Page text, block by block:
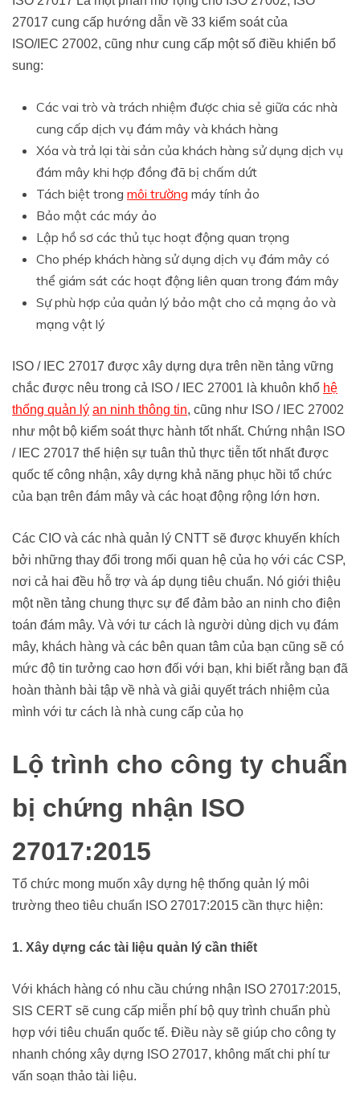
27017 cung cấp hướng dẫn về 33 kiểm soát của
ISO/IEC 27002, cũng như cung cấp một số điều khiển bổ
sung:
Các vai trò và trách nhiệm được chia sẻ giữa các nhà
cung cấp dịch vụ đám mây và khách hàng
Xóa và trả lại tài sản của khách hàng sử dụng dịch vụ
đám mây khi hợp đồng đã bị chấm dứt
Tách biệt trong môi trường máy tính ảo
Bảo mật các máy ảo
Lập hồ sơ các thủ tục hoạt động quan trọng
Cho phép khách hàng sử dụng dịch vụ đám mây có
thể giám sát các hoạt động liên quan trong đám mây
Sự phù hợp của quản lý bảo mật cho cả mạng ảo và
mạng vật lý
ISO / IEC 27017 được xây dựng dựa trên nền tảng vững
chắc được nêu trong cả ISO / IEC 27001 là khuôn khổ hệ
thống quản lý an ninh thông tin, cũng như ISO / IEC 27002
như một bộ kiểm soát thực hành tốt nhất. Chứng nhận ISO
/ IEC 27017 thể hiện sự tuân thủ thực tiễn tốt nhất được
quốc tế công nhận, xây dựng khả năng phục hồi tổ chức
của bạn trên đám mây và các hoạt động rộng lớn hơn.
Các CIO và các nhà quản lý CNTT sẽ được khuyến khích
bởi những thay đổi trong mối quan hệ của họ với các CSP,
nơi cả hai đều hỗ trợ và áp dụng tiêu chuẩn. Nó giới thiệu
một nền tảng chung thực sự để đảm bảo an ninh cho điện
toán đám mây. Và với tư cách là người dùng dịch vụ đám
mây, khách hàng và các bên quan tâm của bạn cũng sẽ có
mức độ tin tưởng cao hơn đối với bạn, khi biết rằng bạn đã
hoàn thành bài tập về nhà và giải quyết trách nhiệm của
mình với tư cách là nhà cung cấp của họ
Lộ trình cho công ty chuẩn
bị chứng nhận ISO
27017:2015
Tổ chức mong muốn xây dựng hệ thống quản lý môi
trường theo tiêu chuẩn ISO 27017:2015 cần thực hiện:
1. Xây dựng các tài liệu quản lý cần thiết
Với khách hàng có nhu cầu chứng nhận ISO 27017:2015,
SIS CERT sẽ cung cấp miễn phí bộ quy trình chuẩn phù
hợp với tiêu chuẩn quốc tế. Điều này sẽ giúp cho công ty
nhanh chóng xây dựng ISO 27017, không mất chi phí tư
vấn soạn thảo tài liệu.